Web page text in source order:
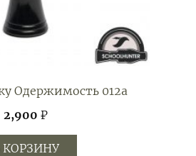
Одержимость 012а
2,900 ₽
КОРЗИНУ